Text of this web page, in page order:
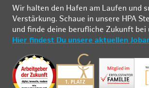
Wir hal­ten den Ha­fen am Lau­fen und
Ver­stär­kung. Schau­e in un­se­re HPA
und fin­de deine be­ruf­li­che Zu­kunft bei
Hier findest Du unsere aktuellen